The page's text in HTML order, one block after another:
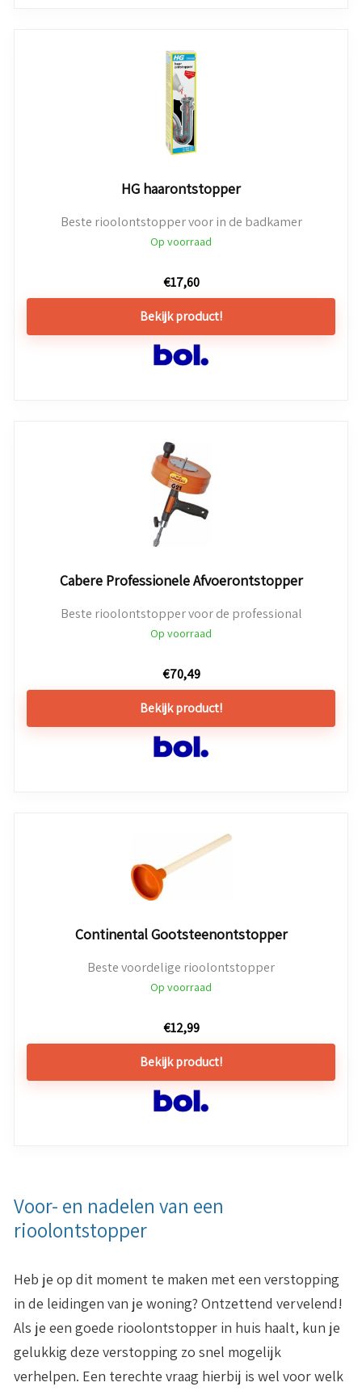
HG haarontstopper
Beste rioolontstopper voor in de badkamer
Op voorraad
€17,60
Bekijk product!
Cabere Professionele Afvoerontstopper
Beste rioolontstopper voor de professional
Op voorraad
€70,49
Bekijk product!
Continental Gootsteenontstopper
Beste voordelige rioolontstopper
Op voorraad
€12,99
Bekijk product!
Voor- en nadelen van een
rioolontstopper
Heb je op dit moment te maken met een verstopping
in de leidingen van je woning? Ontzettend vervelend!
Als je een goede rioolontstopper in huis haalt, kun je
gelukkig deze verstopping zo snel mogelijk
verhelpen. Een terechte vraag hierbij is wel voor welk